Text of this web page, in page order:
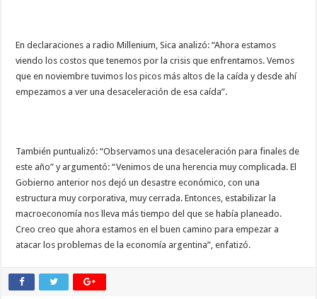
En declaraciones a radio Millenium, Sica analizó: “Ahora estamos
viendo los costos que tenemos por la crisis que enfrentamos. Vemos
que en noviembre tuvimos los picos más altos de la caída y desde ahí
empezamos a ver una desaceleración de esa caída”.
También puntualizó: “Observamos una desaceleración para finales de
este año” y argumentó: “Venimos de una herencia muy complicada. El
Gobierno anterior nos dejó un desastre económico, con una
estructura muy corporativa, muy cerrada. Entonces, estabilizar la
macroeconomía nos lleva más tiempo del que se había planeado.
Creo creo que ahora estamos en el buen camino para empezar a
atacar los problemas de la economía argentina”, enfatizó.